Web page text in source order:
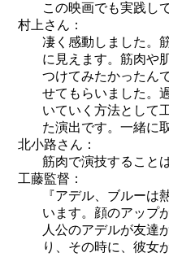
この映画でも実践し
村上さん：
凄く感動しました。
に見えます。筋肉や
つけてみたかったん
せてもらいました。
いていく方法として
た演出です。一緒に
北小路さん：
筋肉で演技すること
工藤監督：
『アデル、ブルーは
います。顔のアップ
人公のアデルが友達
り、その時に、彼女